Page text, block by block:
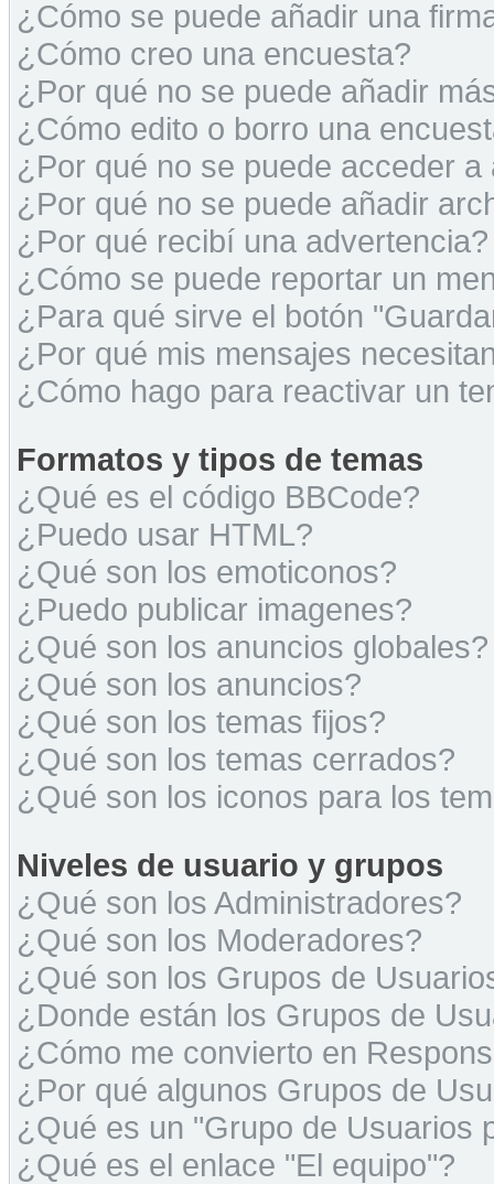
¿Cómo se puede añadir una
¿Cómo creo una encuesta?
¿Por qué no se puede añadir
¿Cómo edito o borro una
¿Por qué no se puede acceder a
¿Por qué no se puede añadir
¿Por qué recibí una advertencia?
¿Cómo se puede reportar un
¿Para qué sirve el botón
¿Por qué mis mensajes
¿Cómo hago para reactivar un
Formatos y tipos de temas
¿Qué es el código BBCode?
¿Puedo usar HTML?
¿Qué son los emoticonos?
¿Puedo publicar imagenes?
¿Qué son los anuncios globales?
¿Qué son los anuncios?
¿Qué son los temas fijos?
¿Qué son los temas cerrados?
¿Qué son los iconos para los
Niveles de usuario y grupos
¿Qué son los Administradores?
¿Qué son los Moderadores?
¿Qué son los Grupos de
¿Donde están los Grupos de
¿Cómo me convierto en
¿Por qué algunos Grupos de
¿Qué es un "Grupo de Usuarios
¿Qué es el enlace "El equipo"?